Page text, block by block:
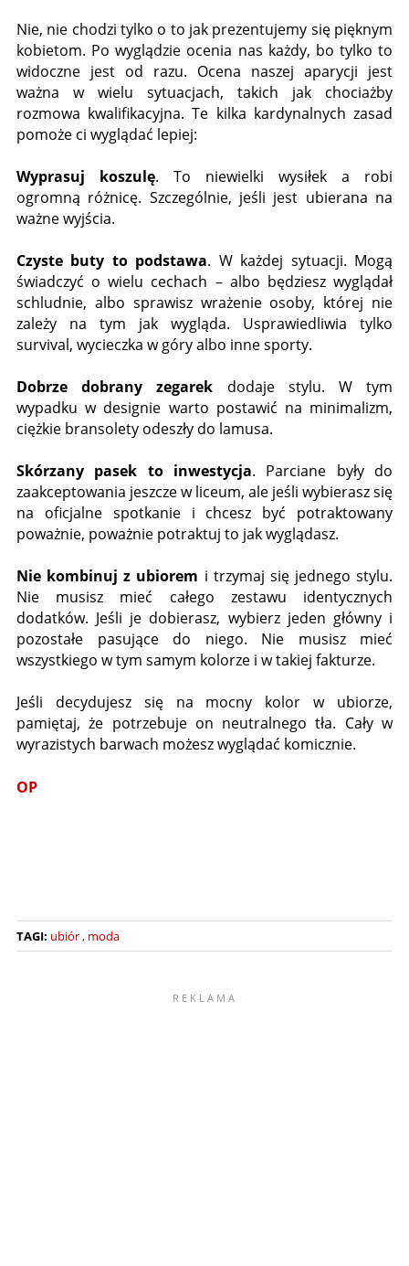
Nie, nie chodzi tylko o to jak prezentujemy się pięknym
kobietom. Po wyglądzie ocenia nas każdy, bo tylko to
widoczne jest od razu. Ocena naszej aparycji jest
ważna w wielu sytuacjach, takich jak chociażby
rozmowa kwalifikacyjna. Te kilka kardynalnych zasad
pomoże ci wyglądać lepiej:
Wyprasuj koszulę. To niewielki wysiłek a robi
ogromną różnicę. Szczególnie, jeśli jest ubierana na
ważne wyjścia.
Czyste buty to podstawa. W każdej sytuacji. Mogą
świadczyć o wielu cechach – albo będziesz wyglądał
schludnie, albo sprawisz wrażenie osoby, której nie
zależy na tym jak wygląda. Usprawiedliwia tylko
survival, wycieczka w góry albo inne sporty.
Dobrze dobrany zegarek dodaje stylu. W tym
wypadku w designie warto postawić na minimalizm,
ciężkie bransolety odeszły do lamusa.
Skórzany pasek to inwestycja. Parciane były do
zaakceptowania jeszcze w liceum, ale jeśli wybierasz się
na oficjalne spotkanie i chcesz być potraktowany
poważnie, poważnie potraktuj to jak wyglądasz.
Nie kombinuj z ubiorem i trzymaj się jednego stylu.
Nie musisz mieć całego zestawu identycznych
dodatków. Jeśli je dobierasz, wybierz jeden główny i
pozostałe pasujące do niego. Nie musisz mieć
wszystkiego w tym samym kolorze i w takiej fakturze.
Jeśli decydujesz się na mocny kolor w ubiorze,
pamiętaj, że potrzebuje on neutralnego tła. Cały w
wyrazistych barwach możesz wyglądać komicznie.
OP
TAGI: ubiór moda